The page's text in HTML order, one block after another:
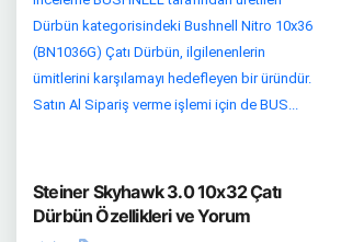
Dürbün kategorisindeki Bushnell Nitro 10x36
(BN1036G) Çatı Dürbün, ilgilenenlerin
ümitlerini karşılamayı hedefleyen bir üründür.
Satın Al Sipariş verme işlemi için de BUS...
Steiner Skyhawk 3.0 10x32 Çatı
Dürbün Özellikleri ve Yorum